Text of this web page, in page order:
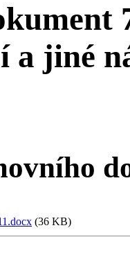
a jiné
(36 KB)